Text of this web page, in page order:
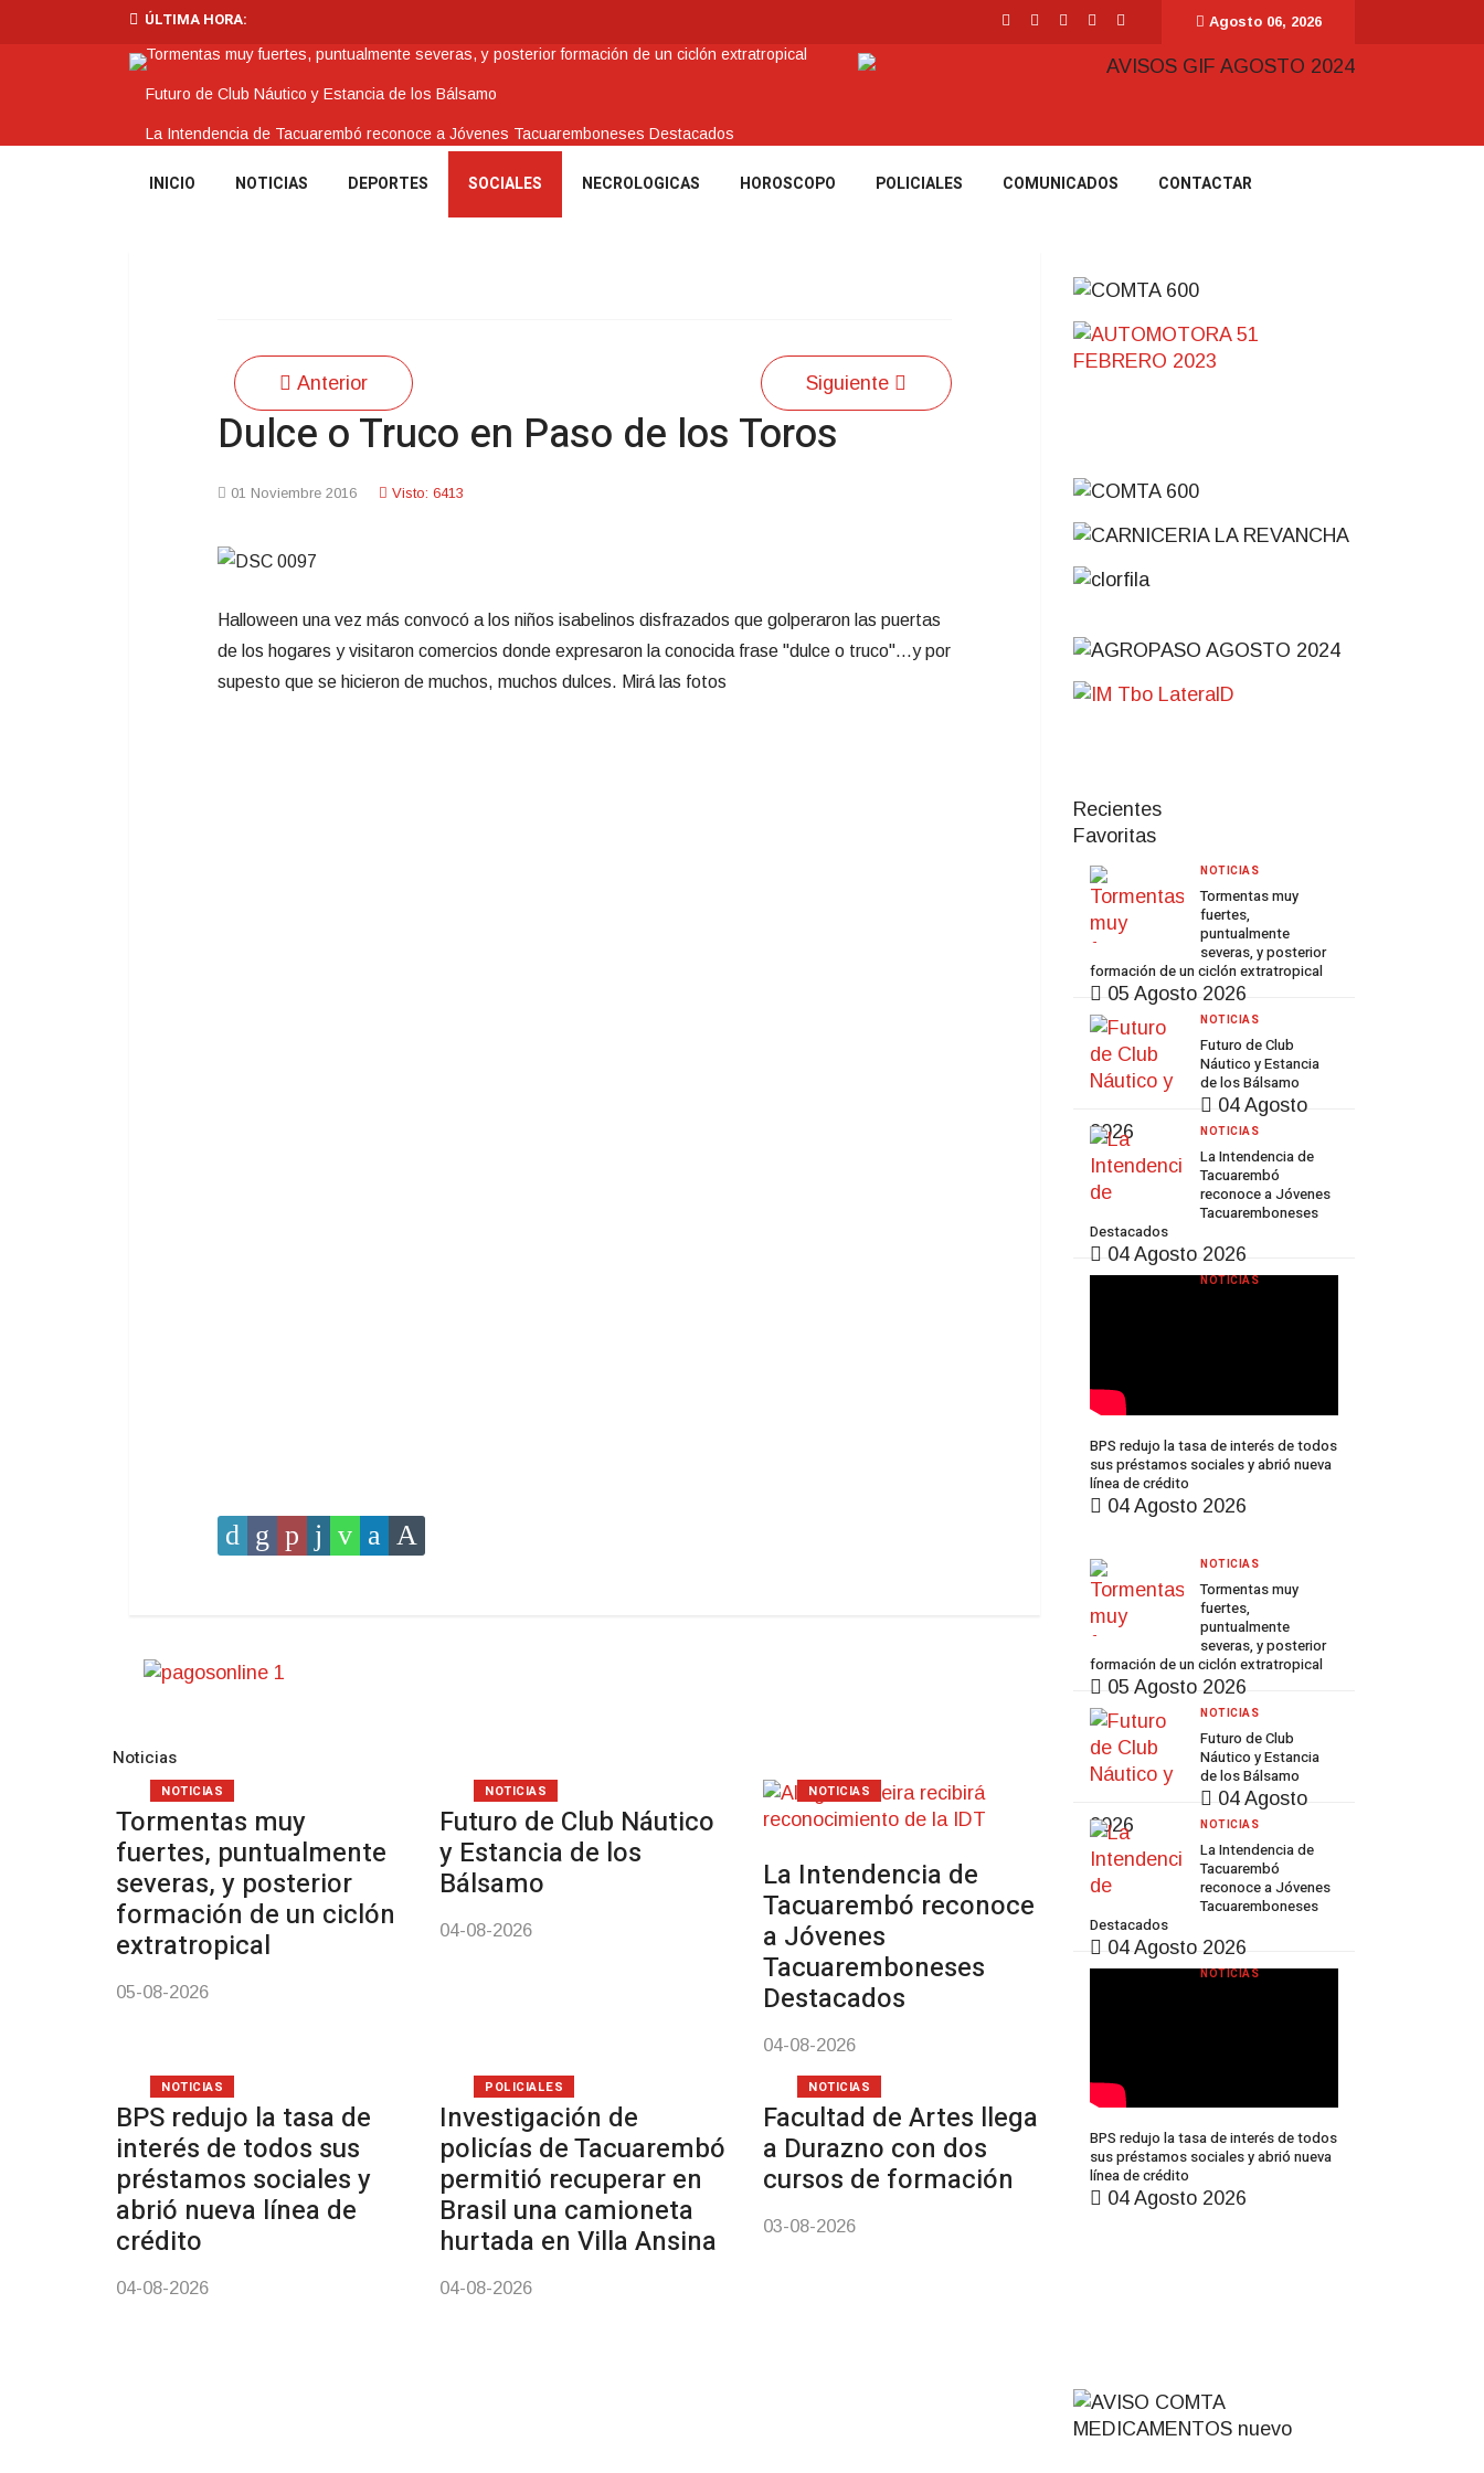
ÚLTIMA HORA:
Tormentas muy fuertes, puntualmente severas, y posterior formación de un ciclón extratropical
Futuro de Club Náutico y Estancia de los Bálsamo
La Intendencia de Tacuarembó reconoce a Jóvenes Tacuaremboneses Destacados
BPS redujo la tasa de interés de todos sus préstamos sociales y abrió nueva línea de crédito
Agosto 06, 2026
INICIO NOTICIAS DEPORTES SOCIALES NECROLOGICAS HOROSCOPO POLICIALES COMUNICADOS CONTACTAR
Anterior Siguiente
Dulce o Truco en Paso de los Toros
01 Noviembre 2016 Visto: 6413
Halloween una vez más convocó a los niños isabelinos disfrazados que golperaron las puertas
de los hogares y visitaron comercios donde expresaron la conocida frase "dulce o truco"...y por
supesto que se hicieron de muchos, muchos dulces. Mirá las fotos
Noticias
Tormentas muy
fuertes, puntualmente
severas, y posterior
formación de un ciclón
extratropical
05-08-2026
NOTICIAS
Futuro de Club Náutico
y Estancia de los
Bálsamo
04-08-2026
NOTICIAS
La Intendencia de
Tacuarembó reconoce
a Jóvenes
Tacuaremboneses
Destacados
04-08-2026
NOTICIAS
BPS redujo la tasa de
interés de todos sus
préstamos sociales y
abrió nueva línea de
crédito
04-08-2026
NOTICIAS
Investigación de
policías de Tacuarembó
permitió recuperar en
Brasil una camioneta
hurtada en Villa Ansina
04-08-2026
POLICIALES
Facultad de Artes llega
a Durazno con dos
cursos de formación
03-08-2026
NOTICIAS
Recientes
Favoritas
Tormentas muy
fuertes,
puntualmente
severas, y posterior
formación de un ciclón extratropical
05 Agosto 2026
NOTICIAS
Futuro de Club
Náutico y Estancia
de los Bálsamo
04 Agosto
2026
NOTICIAS
La Intendencia de
Tacuarembó
reconoce a Jóvenes
Tacuaremboneses
Destacados
04 Agosto 2026
NOTICIAS
BPS redujo la tasa de interés de todos
sus préstamos sociales y abrió nueva
línea de crédito
04 Agosto 2026
NOTICIAS
Tormentas muy
fuertes,
puntualmente
severas, y posterior
formación de un ciclón extratropical
05 Agosto 2026
NOTICIAS
Futuro de Club
Náutico y Estancia
de los Bálsamo
04 Agosto
2026
NOTICIAS
La Intendencia de
Tacuarembó
reconoce a Jóvenes
Tacuaremboneses
Destacados
04 Agosto 2026
NOTICIAS
BPS redujo la tasa de interés de todos
sus préstamos sociales y abrió nueva
línea de crédito
04 Agosto 2026
NOTICIAS